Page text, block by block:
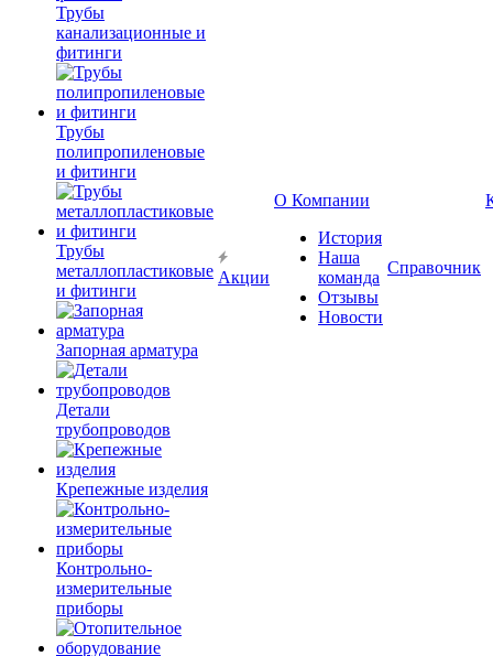
Трубы
канализационные и
фитинги
Трубы
полипропиленовые
и фитинги
Трубы
металлопластиковые
и фитинги
Запорная арматура
Детали
трубопроводов
Крепежные изделия
Контрольно-
измерительные
приборы
Акции
О Компании
История
Наша
команда
Отзывы
Новости
Справочник